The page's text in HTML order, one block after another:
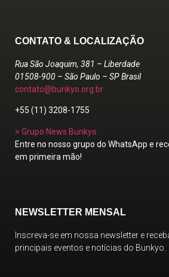
CONTATO & LOCALIZAÇÃO
Rua São Joaquim, 381 – Liberdade
01508-900 – São Paulo – SP Brasil
contato@bunkyo.org.br
+55 (11) 3208-1755
> Grupo News Bunkyo
Entre no nosso grupo do WhatsApp e
em primeira mão!
NEWSLETTER MENSAL
Inscreva-se em nossa newsletter e
principais eventos e notícias do Bunkyo.